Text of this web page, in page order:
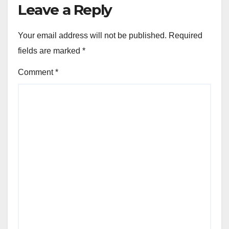
Leave a Reply
Your email address will not be published. Required
fields are marked *
Comment*